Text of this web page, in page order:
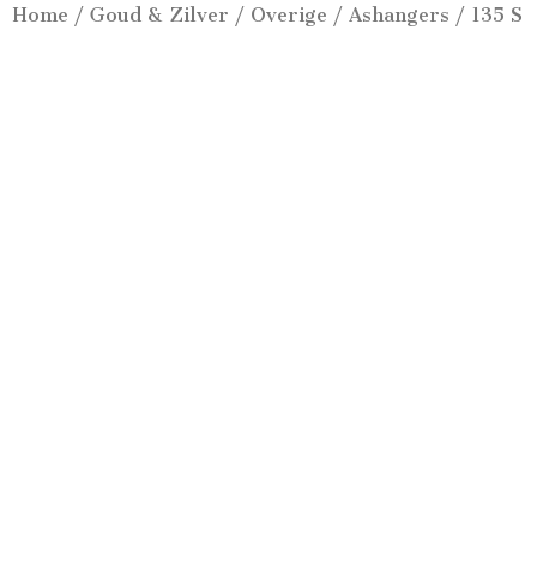
Home / Goud & Zilver / Overige / Ashangers / 135 S